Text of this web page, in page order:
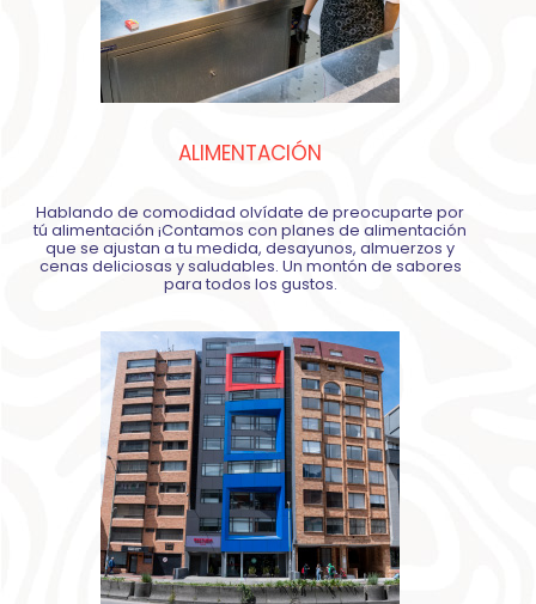
ALIMENTACIÓN
Hablando de comodidad olvídate de preocuparte por
tú alimentación ¡Contamos con planes de alimentación
que se ajustan a tu medida, desayunos, almuerzos y
cenas deliciosas y saludables. Un montón de sabores
para todos los gustos.